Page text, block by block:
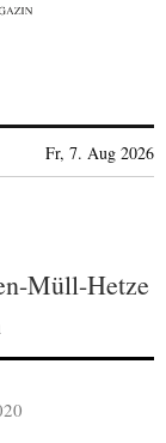
Fr, 7. Aug 2026
Müll-Hetze